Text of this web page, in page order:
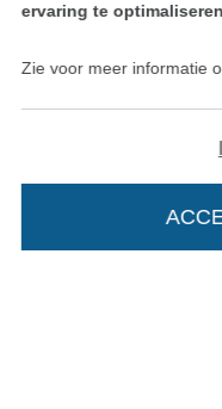
ervaring te
Zie voor meer informatie